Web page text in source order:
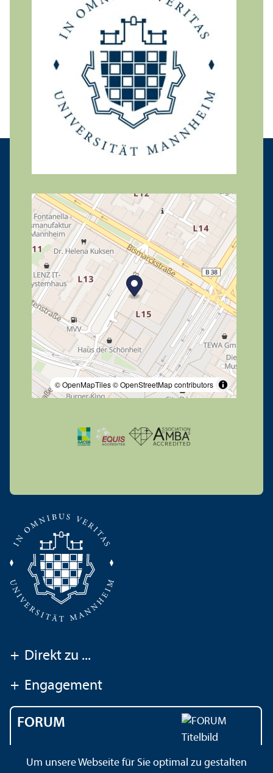
© OpenMapTiles© OpenStreetMap contributors
+ Direkt zu ...
+ Engagement
FORUM
Universität Mannheim
Um unsere Webseite für Sie optimal zu gestalten